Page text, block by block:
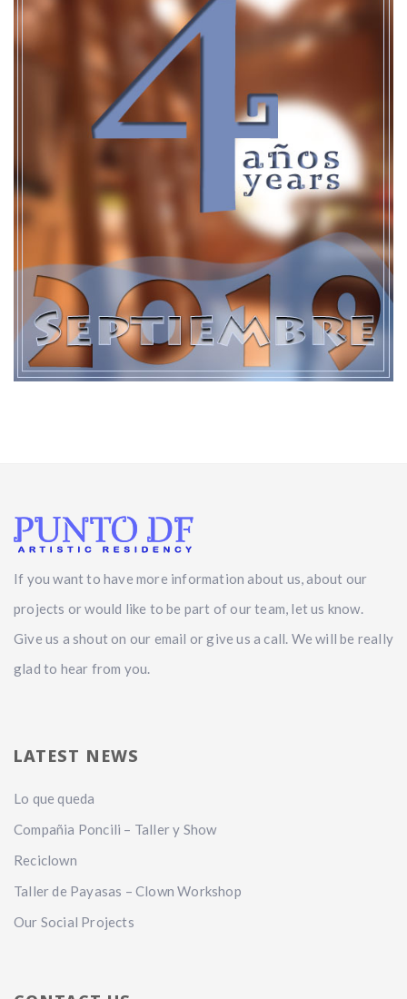
If you want to have more information about us, about our
projects or would like to be part of our team, let us know.
Give us a shout on our email or give us a call. We will be really
glad to hear from you.
LATEST NEWS
Lo que queda
Compañia Poncili – Taller y Show
Reciclown
Taller de Payasas – Clown Workshop
Our Social Projects